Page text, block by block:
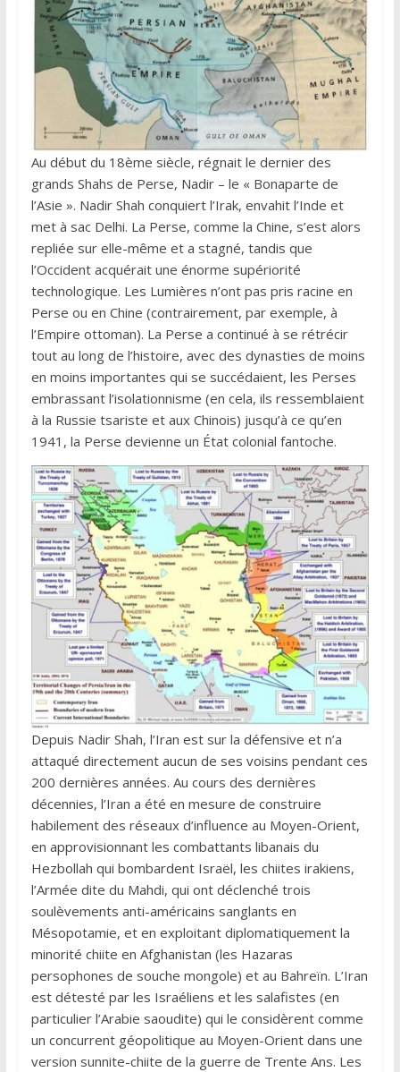
Au début du 18ème siècle, régnait le dernier des
grands Shahs de Perse, Nadir – le « Bonaparte de
l’Asie ». Nadir Shah conquiert l’Irak, envahit l’Inde et
met à sac Delhi. La Perse, comme la Chine, s’est alors
repliée sur elle-même et a stagné, tandis que
l’Occident acquérait une énorme supériorité
technologique. Les Lumières n’ont pas pris racine en
Perse ou en Chine (contrairement, par exemple, à
l’Empire ottoman). La Perse a continué à se rétrécir
tout au long de l’histoire, avec des dynasties de moins
en moins importantes qui se succédaient, les Perses
embrassant l’isolationnisme (en cela, ils ressemblaient
à la Russie tsariste et aux Chinois) jusqu’à ce qu’en
1941, la Perse devienne un État colonial fantoche.
Depuis Nadir Shah, l’Iran est sur la défensive et n’a
attaqué directement aucun de ses voisins pendant ces
200 dernières années. Au cours des dernières
décennies, l’Iran a été en mesure de construire
habilement des réseaux d’influence au Moyen-Orient,
en approvisionnant les combattants libanais du
Hezbollah qui bombardent Israël, les chiites irakiens,
l’Armée dite du Mahdi, qui ont déclenché trois
soulèvements anti-américains sanglants en
Mésopotamie, et en exploitant diplomatiquement la
minorité chiite en Afghanistan (les Hazaras
persophones de souche mongole) et au Bahreïn. L’Iran
est détesté par les Israéliens et les salafistes (en
particulier l’Arabie saoudite) qui le considèrent comme
un concurrent géopolitique au Moyen-Orient dans une
version sunnite-chiite de la guerre de Trente Ans. Les